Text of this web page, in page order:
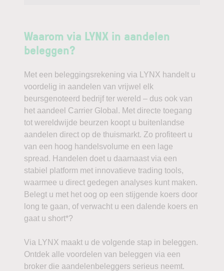
Waarom via LYNX in aandelen
beleggen?
Met een beleggingsrekening via LYNX handelt u
voordelig in aandelen van vrijwel elk
beursgenoteerd bedrijf ter wereld – dus ook van
het aandeel Carrier Global. Met directe toegang
tot wereldwijde beurzen koopt u buitenlandse
aandelen direct op de thuismarkt. Zo profiteert u
van een hoog handelsvolume en een lage
spread. Handelen doet u daarnaast via een
stabiel platform met innovatieve trading tools,
waarmee u direct gedegen analyses kunt maken.
Belegt u met het oog op een stijgende koers door
long te gaan, of verwacht u een dalende koers en
gaat u short*?
Via LYNX maakt u de volgende stap in beleggen.
Ontdek alle voordelen van beleggen via een
broker die aandelenbeleggers serieus neemt.